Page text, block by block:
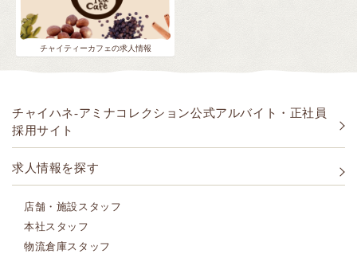
チャイティーカフェの求人情報
チャイハネ-アミナコレクション公式アルバイト・正社員
採用サイト
求人情報を探す
店舗・施設スタッフ
本社スタッフ
物流倉庫スタッフ